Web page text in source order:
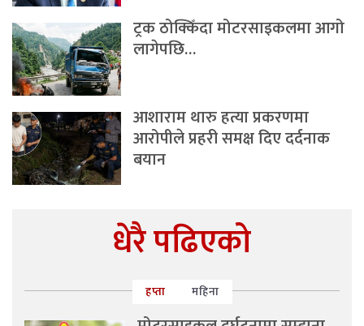
ट्रक ठोक्किँदा मोटरसाइकलमा आगो
लागेपछि…
आशाराम थारु हत्या प्रकरणमा
आरोपीले प्रहरी समक्ष दिए दर्दनाक
बयान
धेरै पढिएको
हप्ता महिना